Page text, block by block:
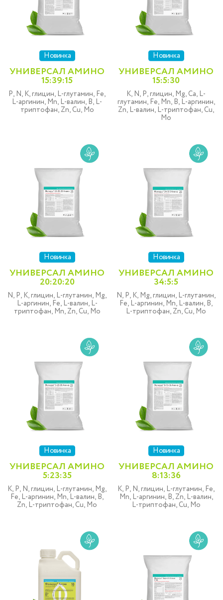
Новинка
УНИВЕРСАЛ АМИНО
15:39:15
P, N, K, глицин, L-глутамин, Fe,
L-аргинин, Mn, L-валин, B, L-
триптофан, Zn, Cu, Mo
Новинка
УНИВЕРСАЛ АМИНО
15:5:30
K, N, P, глицин, Mg, Ca, L-
глутамин, Fe, Mn, B, L-аргинин,
Zn, L-валин, L-триптофан, Cu,
Mo
Новинка
УНИВЕРСАЛ АМИНО
20:20:20
N, P, K, глицин, L-глутамин, Mg,
L-аргинин, Fe, L-валин, L-
триптофан, Mn, Zn, Cu, Mo
Новинка
УНИВЕРСАЛ АМИНО
34:5:5
N, P, K, Mg, глицин, L-глутамин,
Fe, L-аргинин, Mn, L-валин, B,
L-триптофан, Zn, Cu, Mo
Новинка
УНИВЕРСАЛ АМИНО
5:23:35
K, P, N, глицин, L-глутамин, Mg,
Fe, L-аргинин, Mn, L-валин, B,
Zn, L-триптофан, Cu, Mo
Новинка
УНИВЕРСАЛ АМИНО
8:13:36
K, P, N, глицин, L-глутамин, Fe,
Mn, L-аргинин, B, Zn, L-валин,
L-триптофан, Cu, Mo